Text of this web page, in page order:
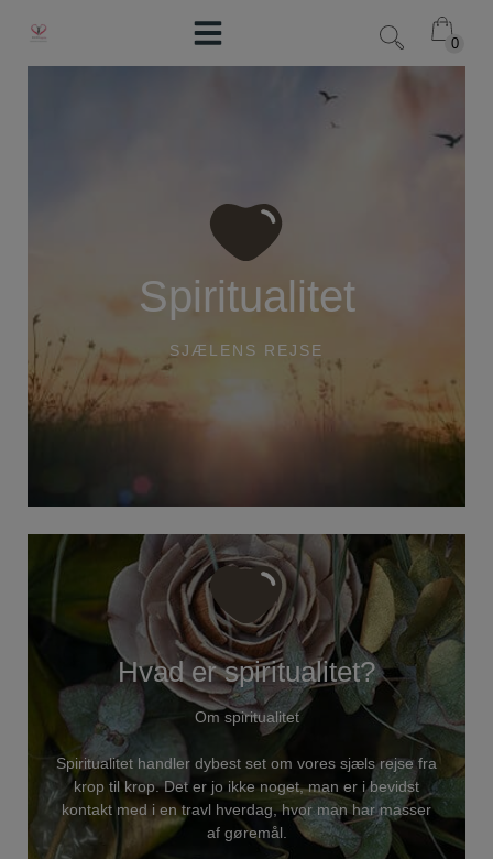
indholdet
0
0
Spiritualitet
SJÆLENS REJSE
Hvad er spiritualitet?
Om spiritualitet
Spiritualitet handler dybest set om vores sjæls rejse fra
krop til krop. Det er jo ikke noget, man er i bevidst
kontakt med i en travl hverdag, hvor man har masser
af gøremål.